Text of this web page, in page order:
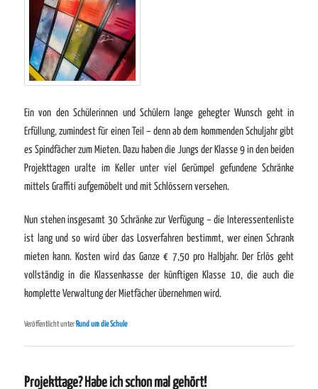
Ein von den Schülerinnen und Schülern lange gehegter Wunsch geht in
Erfüllung, zumindest für einen Teil – denn ab dem kommenden Schuljahr gibt
es Spindfächer zum Mieten. Dazu haben die Jungs der Klasse 9 in den beiden
Projekttagen uralte im Keller unter viel Gerümpel gefundene Schränke
mittels Graffiti aufgemöbelt und mit Schlössern versehen.
Nun stehen insgesamt 30 Schränke zur Verfügung – die Interessentenliste
ist lang und so wird über das Losverfahren bestimmt, wer einen Schrank
mieten kann. Kosten wird das Ganze € 7,50 pro Halbjahr. Der Erlös geht
vollständig in die Klassenkasse der künftigen Klasse 10, die auch die
komplette Verwaltung der Mietfächer übernehmen wird.
Veröffentlicht unterRund um die Schule
Projekttage? Habe ich schon mal gehört!